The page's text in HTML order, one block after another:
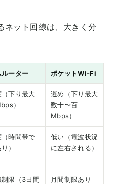
ネット回線は、大きく分
ーター ポケットWi-Fi
下り最大
）
遅め（下り最大
数十〜百
Mbps）
時間帯で
）
低い（電波状況
に左右される）
限（3日間
月間制限あり